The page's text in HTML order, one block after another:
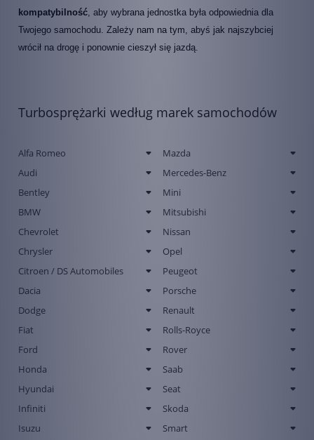
kompatybilność , aby wybrana jednostka była odpowiednia dla
Twojego samochodu. Zależy nam na tym, abyś jak najszybciej
wrócił na drogę i ponownie cieszył się jazdą.
Turbosprężarki według marek samochodów
Alfa Romeo
Audi
Bentley
BMW
Chevrolet
Chrysler
Citroen / DS Automobiles
Dacia
Dodge
Fiat
Ford
Honda
Hyundai
Infiniti
Isuzu
Mazda
Mercedes-Benz
Mini
Mitsubishi
Nissan
Opel
Peugeot
Porsche
Renault
Rolls-Royce
Rover
Saab
Seat
Skoda
Smart